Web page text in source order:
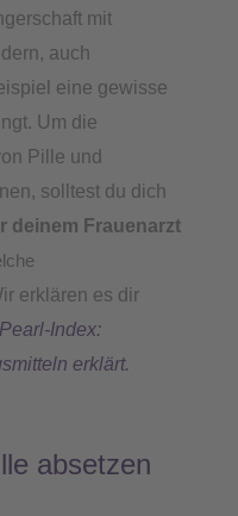
mit
auch
eine gewisse
Um die
Pille und
solltest du dich
deinem Frauenarzt
erklären es dir
Pearl-Index:
erklärt.
absetzen